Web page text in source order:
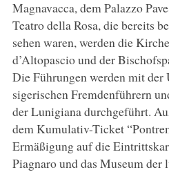
Magnavacca, dem Palazzo
Teatro della Rosa, die bereits
sehen waren, werden die
d’Altopascio und der
Die Führungen werden mit der
sigerischen Fremdenführern
der Lunigiana durchgeführt.
dem Kumulativ-Ticket
Ermäßigung auf die
Piagnaro und das Museum der